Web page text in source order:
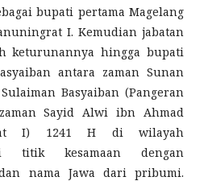
bupati pertama Magelang
I. Kemudian jabatan
keturunannya hingga bupati
antara zaman Sunan
Basyaiban (Pangeran
Sayid Alwi ibn Ahmad
I) 1241 H di wilayah
titik kesamaan dengan
nama Jawa dari pribumi.